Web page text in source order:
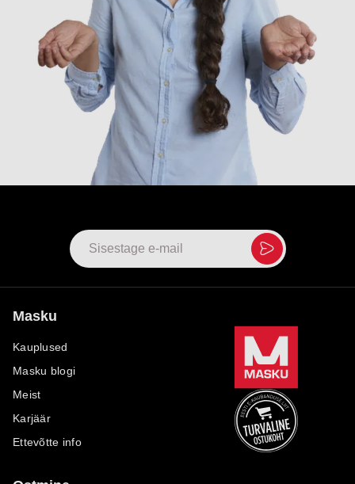
Masku
Kauplused
Masku blogi
Meist
Karjäär
Ettevõtte info